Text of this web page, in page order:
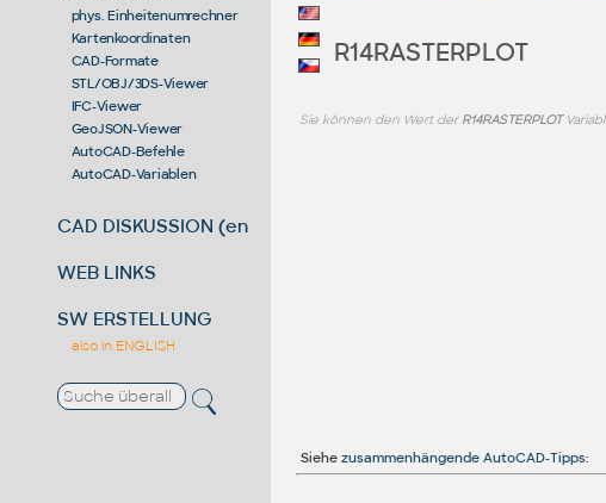
phys. Einheitenumrechner
Kartenkoordinaten
CAD-Formate
STL/OBJ/3DS-Viewer
IFC-Viewer
GeoJSON-Viewer
AutoCAD-Befehle
AutoCAD-Variablen
CAD DISKUSSION (en)
WEB LINKS
SW ERSTELLUNG
also in ENGLISH
R14RASTERPLOT
Sie können den Wert der R14RASTERPLOT
Siehe zusammenhängende AutoCAD-Tipps: